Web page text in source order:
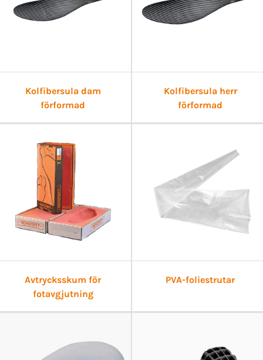
Kolfibersula dam
förformad
Kolfibersula herr
förformad
Avtrycksskum för
fotavgjutning
PVA-foliestrutar